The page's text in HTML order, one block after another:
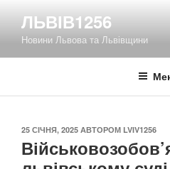
вмісту
ЛЬВІВ1256
Новини Львова та Львівщини
ОПУБЛІКОВАНО
25 СІЧНЯ, 2025 АВТОРОМ LVIV1256